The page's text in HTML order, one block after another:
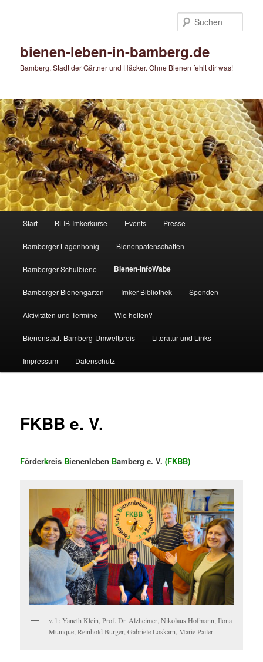
bienen-leben-in-bamberg.de
Bamberg. Stadt der Gärtner und Häcker. Ohne Bienen fehlt dir was!
Start BLIB-Imkerkurse Events Presse
Bamberger Lagenhonig Bienenpatenschaften
Bamberger Schulbiene Bienen-InfoWabe
Bamberger Bienengarten Imker-Bibliothek Spenden
Aktivitäten und Termine Wie helfen?
Bienenstadt-Bamberg-Umweltpreis Literatur und Links
Impressum Datenschutz
FKBB e. V.
Förderkreis Bienenleben Bamberg e. V.(FKBB)
v. l.: Yaneth Klein, Prof. Dr. Alzheimer, Nikolaus Hofmann, Ilona
Munique, Reinhold Burger, Gabriele Loskarn, Marie Pailer